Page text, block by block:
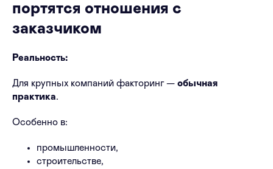
портятся отношения с
заказчиком
Реальность:
Для крупных компаний факторинг — обычная
практика.
Особенно в:
промышленности,
строительстве,